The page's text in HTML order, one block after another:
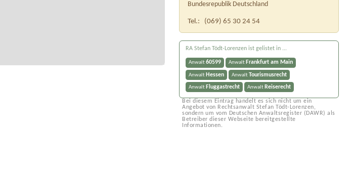
Bundesrepublik Deutschland
Tel.: (069) 65 30 24 54
RA Stefan Tödt-Lorenzen ist gelistet in ...
Anwalt60599 AnwaltFrankfurt am Main
Anwalt Hessen AnwaltTourismusrecht
Anwalt Fluggastrecht Anwalt Reiserecht
Bei diesem Eintrag handelt es sich nicht um ein
Angebot von Rechtsanwalt Stefan Tödt-Lorenzen,
sondern um vom Deutschen Anwaltsregister (DAWR) als
Betreiber dieser Webseite bereitgestellte
Informationen.